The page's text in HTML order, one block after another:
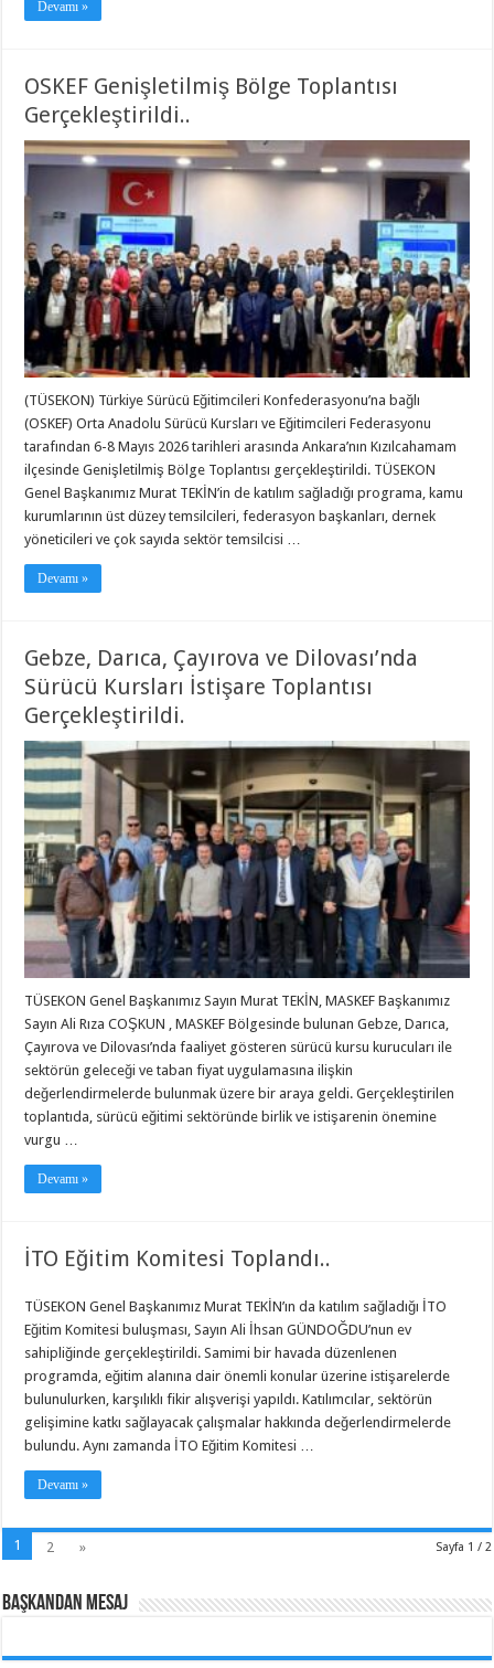
Devamı »
OSKEF Genişletilmiş Bölge Toplantısı
Gerçekleştirildi..
(TÜSEKON) Türkiye Sürücü Eğitimcileri Konfederasyonu’na bağlı
(OSKEF) Orta Anadolu Sürücü Kursları ve Eğitimcileri Federasyonu
tarafından 6-8 Mayıs 2026 tarihleri arasında Ankara’nın Kızılcahamam
ilçesinde Genişletilmiş Bölge Toplantısı gerçekleştirildi. TÜSEKON
Genel Başkanımız Murat TEKİN’in de katılım sağladığı programa, kamu
kurumlarının üst düzey temsilcileri, federasyon başkanları, dernek
yöneticileri ve çok sayıda sektör temsilcisi …
Devamı »
Gebze, Darıca, Çayırova ve Dilovası’nda
Sürücü Kursları İstişare Toplantısı
Gerçekleştirildi.
TÜSEKON Genel Başkanımız Sayın Murat TEKİN, MASKEF Başkanımız
Sayın Ali Rıza COŞKUN , MASKEF Bölgesinde bulunan Gebze, Darıca,
Çayırova ve Dilovası’nda faaliyet gösteren sürücü kursu kurucuları ile
sektörün geleceği ve taban fiyat uygulamasına ilişkin
değerlendirmelerde bulunmak üzere bir araya geldi. Gerçekleştirilen
toplantıda, sürücü eğitimi sektöründe birlik ve istişarenin önemine
vurgu …
Devamı »
İTO Eğitim Komitesi Toplandı..
TÜSEKON Genel Başkanımız Murat TEKİN’ın da katılım sağladığı İTO
Eğitim Komitesi buluşması, Sayın Ali İhsan GÜNDOĞDU’nun ev
sahipliğinde gerçekleştirildi. Samimi bir havada düzenlenen
programda, eğitim alanına dair önemli konular üzerine istişarelerde
bulunulurken, karşılıklı fikir alışverişi yapıldı. Katılımcılar, sektörün
gelişimine katkı sağlayacak çalışmalar hakkında değerlendirmelerde
bulundu. Aynı zamanda İTO Eğitim Komitesi …
Devamı »
Sayfa 1 / 2
1 2 »
BAŞKANDAN MESAJ